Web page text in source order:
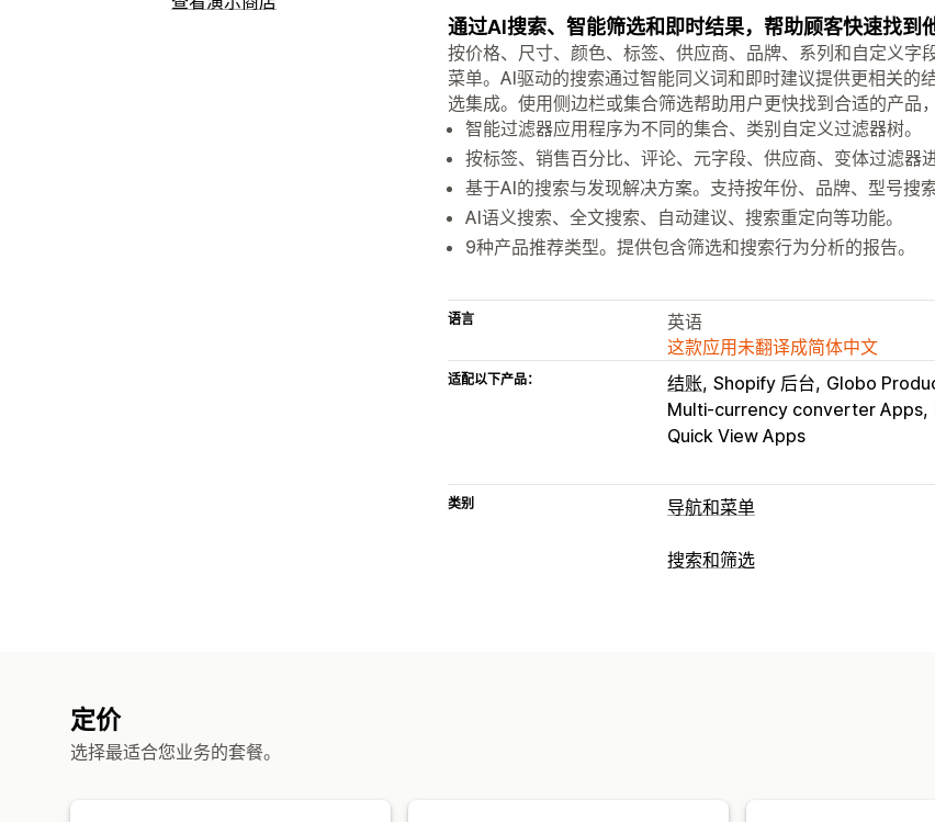
通过AI搜索、智能筛选和即时结果，帮助顾客快速找到
按价格、尺寸、颜色、标签、供应商、品牌、系列和自定义字
菜单。AI驱动的搜索通过智能同义词和即时建议提供更相关的
选集成。使用侧边栏或集合筛选帮助用户更快找到合适的产品
智能过滤器应用程序为不同的集合、类别自定义过滤器树。
按标签、销售百分比、评论、元字段、供应商、变体过滤器
基于AI的搜索与发现解决方案。支持按年份、品牌、型号搜索
AI语义搜索、全文搜索、自动建议、搜索重定向等功能。
9种产品推荐类型。提供包含筛选和搜索行为分析的报告。
语言
英语
这款应用未翻译成简体中文
适配以下产品： 结账 Shopify 后台 Globo
Multi-currency converter Apps
Quick View Apps
类别 导航和菜单
菜单样式
搜索和筛选
定价
选择最适合您业务的套餐。